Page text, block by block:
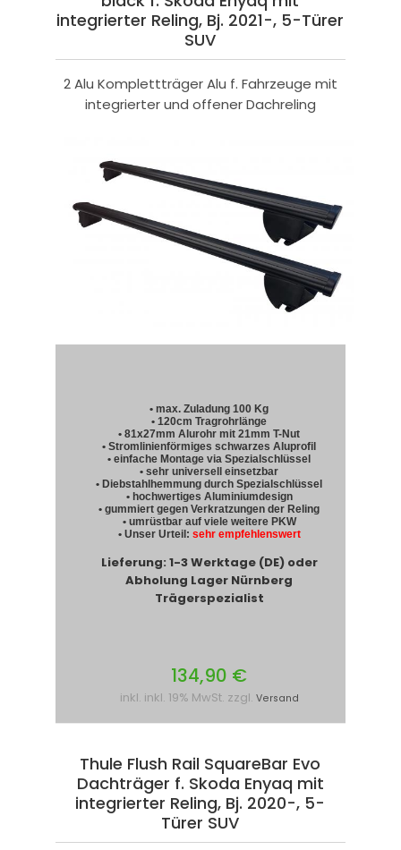
integrierter Reling, Bj. 2021-, 5-Türer
SUV
2 Alu Komplettträger Alu f. Fahrzeuge mit
integrierter und offener Dachreling
• max. Zuladung 100 Kg
• 120cm Tragrohrlänge
• 81x27mm Alurohr mit 21mm T-Nut
• Stromlinienförmiges schwarzes Aluprofil
• einfache Montage via Spezialschlüssel
• sehr universell einsetzbar
• Diebstahlhemmung durch Spezialschlüssel
• hochwertiges Aluminiumdesign
• gummiert gegen Verkratzungen der Reling
• umrüstbar auf viele weitere PKW
• Unser Urteil: sehr empfehlenswert
Lieferung: 1-3 Werktage (DE) oder
Abholung Lager Nürnberg
Trägerspezialist
134,90 €
inkl. inkl. 19% MwSt. zzgl. Versand
Thule Flush Rail SquareBar Evo
Dachträger f. Skoda Enyaq mit
integrierter Reling, Bj. 2020-, 5-
Türer SUV